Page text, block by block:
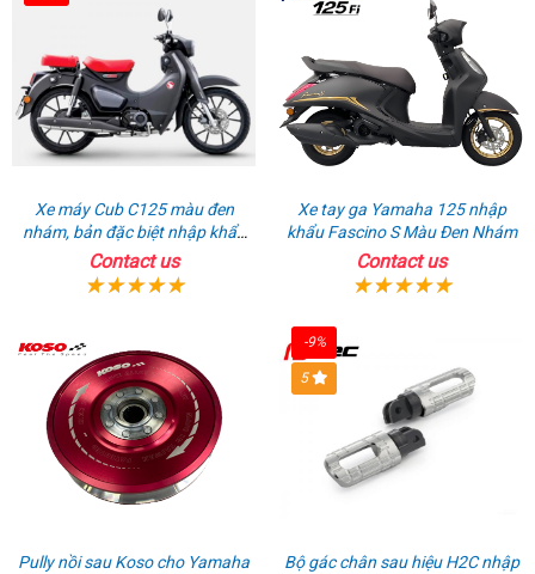
Xe máy Cub C125 màu đen
nhám, bản đặc biệt nhập khẩu
Thái lan
Contact us
Xe tay ga Yamaha 125 nhập
khẩu Fascino S Màu Đen Nhám
Contact us
Pully nồi sau Koso cho Yamaha
-9%
5
Bộ gác chân sau hiệu H2C nhập